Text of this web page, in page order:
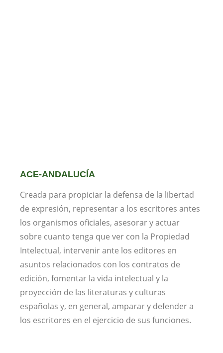
ACE-ANDALUCÍA
Creada para propiciar la defensa de la libertad
de expresión, representar a los escritores antes
los organismos oficiales, asesorar y actuar
sobre cuanto tenga que ver con la Propiedad
Intelectual, intervenir ante los editores en
asuntos relacionados con los contratos de
edición, fomentar la vida intelectual y la
proyección de las literaturas y culturas
españolas y, en general, amparar y defender a
los escritores en el ejercicio de sus funciones.